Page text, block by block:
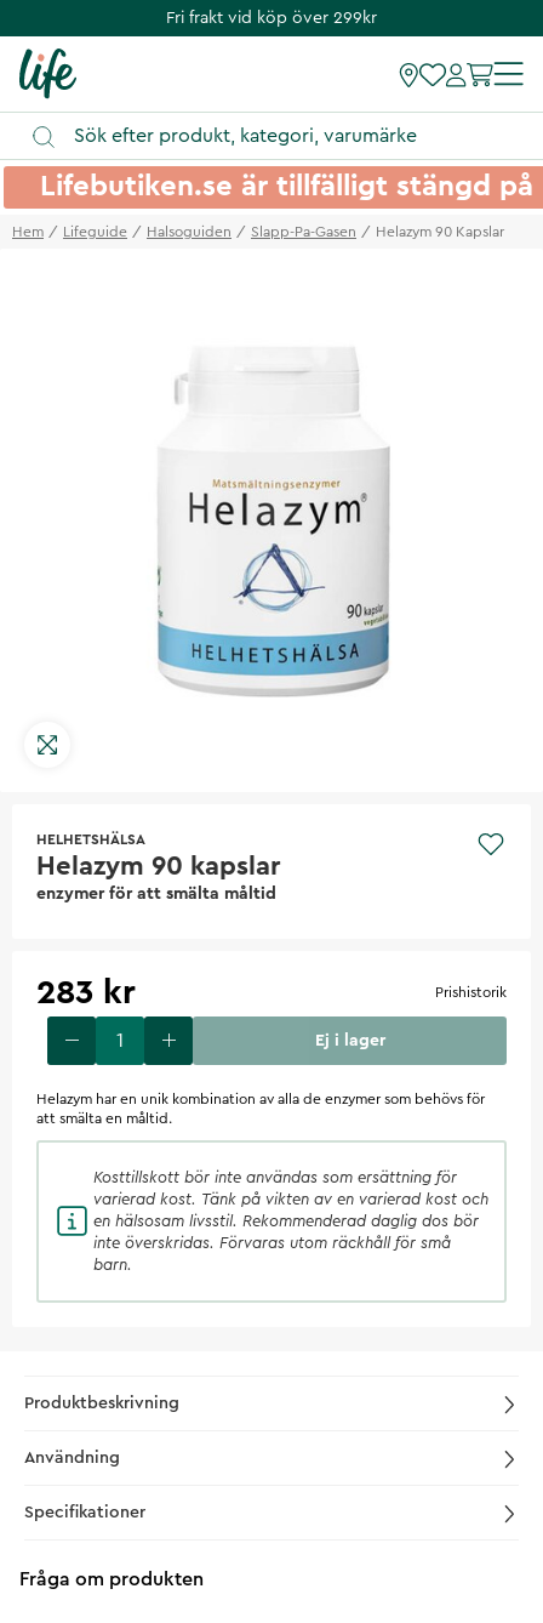
Fri frakt vid köp över 299kr
Lifebutiken.se är tillfälligt stängd
Hem Lifeguide Halsoguiden Slapp-Pa-Gasen Helazym 90 Kapslar
HELHETSHÄLSA
Helazym 90 kapslar
enzymer för att smälta måltid
283 kr Prishistorik
Ej i lager
Helazym har en unik kombination av alla de enzymer som behövs för
att smälta en måltid.
Kosttillskott bör inte användas som ersättning för
varierad kost. Tänk på vikten av en varierad kost och
en hälsosam livsstil. Rekommenderad daglig dos bör
inte överskridas. Förvaras utom räckhåll för små
barn.
Produktbeskrivning
Användning
Specifikationer
Fråga om produkten